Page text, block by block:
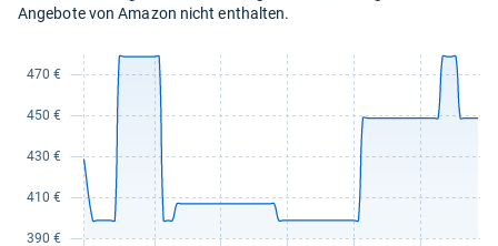
Angebote von Amazon nicht enthalten.